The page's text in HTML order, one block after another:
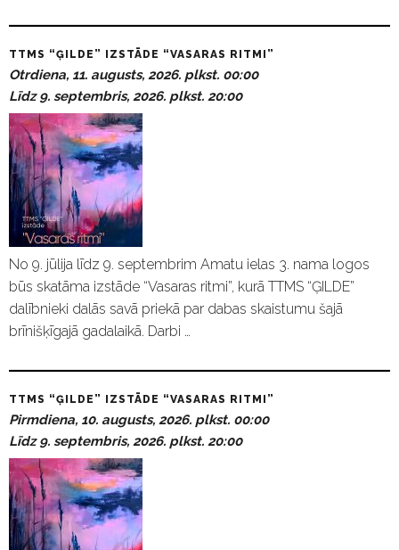
TTMS “ĢILDE” IZSTĀDE “VASARAS RITMI”
Otrdiena, 11. augusts, 2026. plkst. 00:00
Līdz 9. septembris, 2026. plkst. 20:00
No 9. jūlija līdz 9. septembrim Amatu ielas 3. nama logos
būs skatāma izstāde “Vasaras ritmi”, kurā TTMS “ĢILDE”
dalībnieki dalās savā priekā par dabas skaistumu šajā
brīnišķīgajā gadalaikā. Darbi …
TTMS “ĢILDE” IZSTĀDE “VASARAS RITMI”
Pirmdiena, 10. augusts, 2026. plkst. 00:00
Līdz 9. septembris, 2026. plkst. 20:00